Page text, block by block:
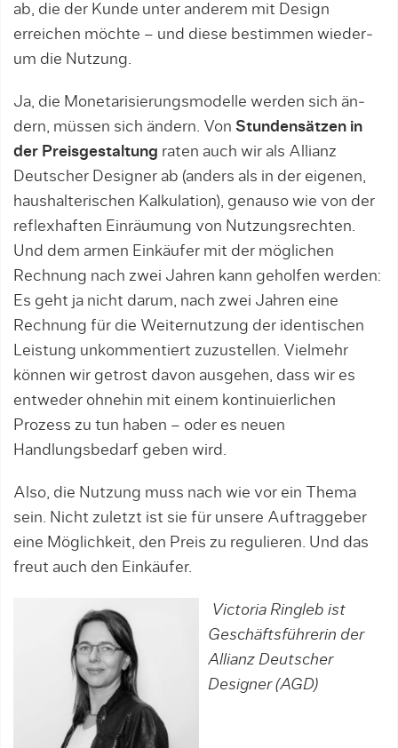
ab, die der Kunde unter anderem mit Design
erreichen möchte – und diese bestimmen wieder­
um die Nutzung.
Ja, die Monetarisierungsmodelle werden sich än­
dern, müssen sich ändern. Von Stundensätzen in
der Preisgestaltung raten auch wir als Allianz
Deutscher Designer ab (anders als in der eigenen,
haushalterischen Kalkulation), genauso wie von der
reflexhaften Einräumung von Nutzungsrechten.
Und dem armen Einkäufer mit der möglichen
Rechnung nach zwei Jahren kann geholfen werden:
Es geht ja nicht darum, nach zwei Jahren eine
Rechnung für die Wei­ternutzung der identischen
Leistung unkommentiert zuzustellen. Vielmehr
können wir getrost davon ausgehen, dass wir es
entweder ohnehin mit einem kontinuierlichen
Prozess zu tun haben – oder es neuen
Handlungsbedarf geben wird.
Also, die Nutzung muss nach wie vor ein Thema
sein. Nicht zuletzt ist sie für unsere Auftraggeber
eine Möglichkeit, den Preis zu regulieren. Und das
freut auch den Einkäufer.
Victoria Ringleb ist
Geschäftsführerin der
Allianz Deutscher
Designer (AGD)